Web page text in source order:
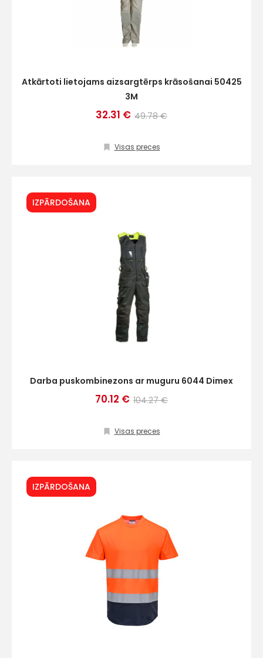
Atkārtoti lietojams aizsargtērps krāsošanai 50425
3M
32.31 € 49.78 €
Visas preces
IZPĀRDOŠANA
Darba puskombinezons ar muguru 6044 Dimex
70.12 € 104.27 €
Visas preces
IZPĀRDOŠANA